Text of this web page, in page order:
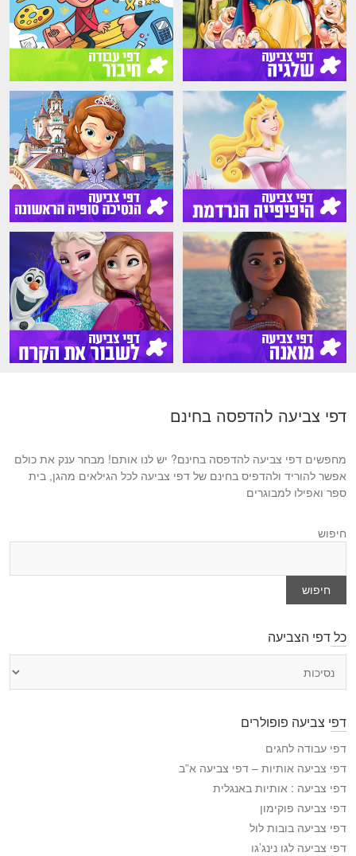
דפי צביעה להדפסה בחינם
מחפשים דפי צביעה להדפסה בחינם? יש לנו אותם! מבחר ענק את כולם
אפשר להוריד ולהדפיס בחינם של דפי צביעה לכל הגילאים מהגן, בית
ספר ואפילו למבוגרים
חיפוש
חיפוש
כל דפי הצביעה
י
ה
צ
י
ע
ה
דפי צביעה פופולרים
דפי עבודה לחגים
דפי צביעה אותיות – דפי צביעה א”ב
דפי צביעה : אותיות באנגלית
דפי צביעה פוקימון
דפי צביעה בובות לול
דפי צביעה לגו נינג’גו